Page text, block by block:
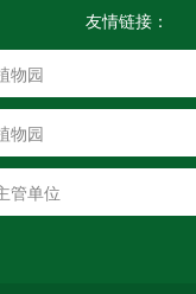
友情链接：